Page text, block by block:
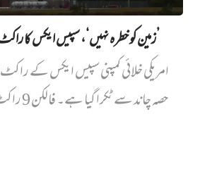
’زمین کو خطرہ نہیں‘، سپیس ایکس کا
حصہ چاند سے ٹکرا گیا ہے۔ فالکن 9 راکٹ کا یہ بالائی...